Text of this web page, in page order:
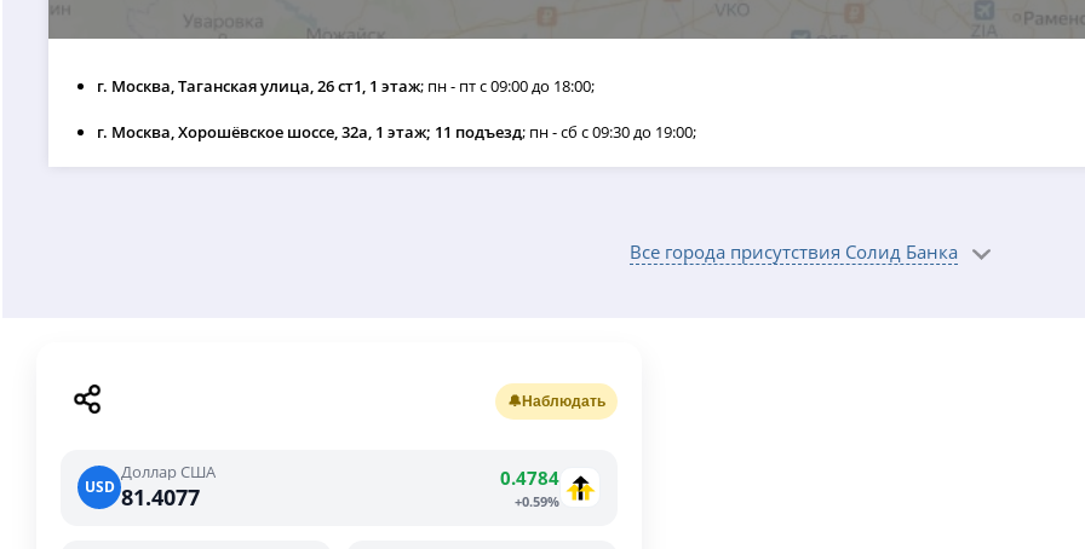
г. Москва, Таганская улица, 26 ст1, 1 этаж; пн - пт с 09:00 до 18:00;
г. Москва, Хорошёвское шоссе, 32а, 1 этаж; 11 подъезд; пн - сб с 09:30 до 19:00;
Все города присутствия Солид Банка
🔔 Наблюдать
USD
Доллар США
81.4077
0.4784
+0.59%